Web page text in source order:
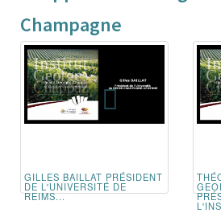
Champagne
GILLES BAILLAT PRÉSIDENT
DE L'UNIVERSITÉ DE
REIMS...